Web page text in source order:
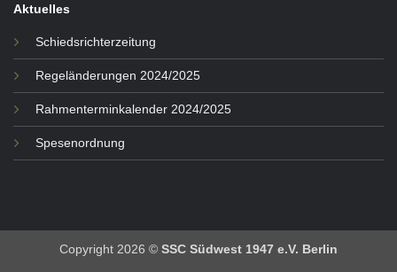
Aktuelles
Schiedsrichterzeitung
Regeländerungen 2024/2025
Rahmenterminkalender 2024/2025
Spesenordnung
Copyright 2026 © SSC Südwest 1947 e.V. Berlin